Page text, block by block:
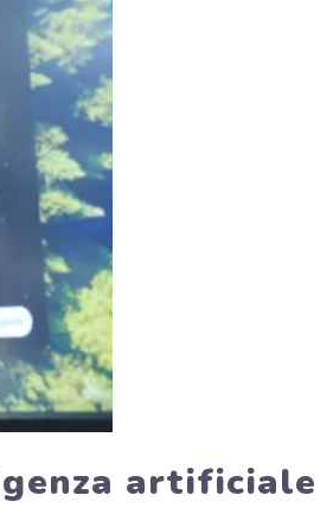
artificiale